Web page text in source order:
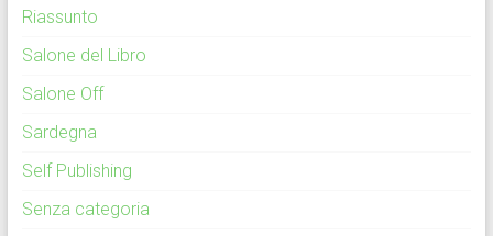
Riassunto
Salone del Libro
Salone Off
Sardegna
Self Publishing
Senza categoria